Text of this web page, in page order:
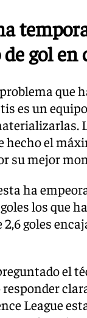
de gol en
que
es un
hecho el
su mejor
ha
los que
2,6 goles
el
responder
League